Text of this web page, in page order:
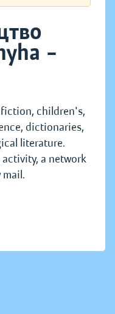
–
children's,
dictionaries,
literature.
a network
mail.